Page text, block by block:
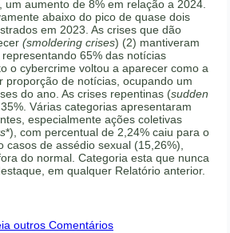
um aumento de 8% em relação a 2024.
abaixo do pico de quase dois
em 2023. As crises que dão
(smoldering crises) (2) mantiveram
65% das notícias
o cybercrime voltou a aparecer como a
proporção de notícias, ocupando um
do ano. As crises repentinas (sudden
Várias categorias apresentaram
especialmente ações coletivas
*), com percentual de 2,24% caiu para o
casos de assédio sexual (15,26%),
do normal. Categoria esta que nunca
em qualquer Relatório anterior.
outros Comentários